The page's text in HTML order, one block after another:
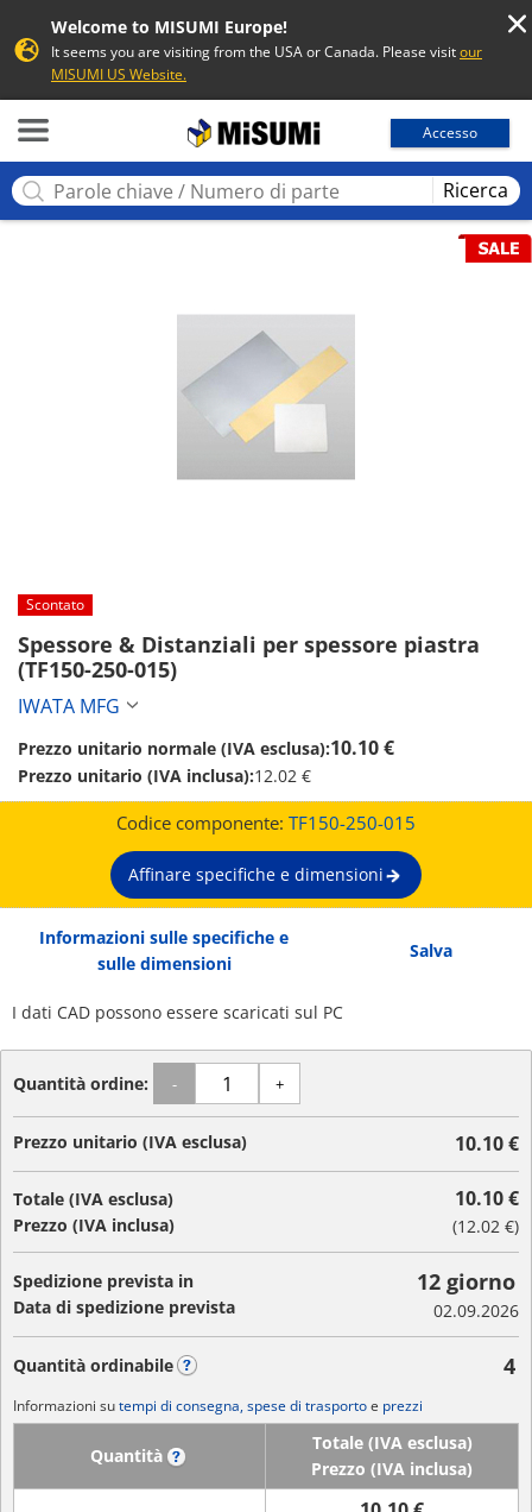
Welcome to MISUMI Europe!
It seems you are visiting from the USA or Canada. Please visitour
MISUMI US Website.
Accesso
Ricerca
Scontato
Spessore & Distanziali per spessore piastra
(TF150-250-015)
IWATA MFG
Prezzo unitario normale (IVA esclusa):10.10 €
Prezzo unitario (IVA inclusa):12.02 €
Codice componente: TF150-250-015
Affinare specifiche e dimensioni
Informazioni sulle specifiche e
sulle dimensioni
Salva
I dati CAD possono essere scaricati sul PC
Quantità ordine: - +
Prezzo unitario (IVA esclusa) 10.10 €
Totale (IVA esclusa)
Prezzo (IVA inclusa)
10.10 €
(12.02 €)
Spedizione prevista in
Data di spedizione prevista
12 giorno
02.09.2026
Quantità ordinabile 4
Informazioni sutempi di consegna, spese di trasportoe prezzi
Quantità
Totale (IVA esclusa)
Prezzo (IVA inclusa)